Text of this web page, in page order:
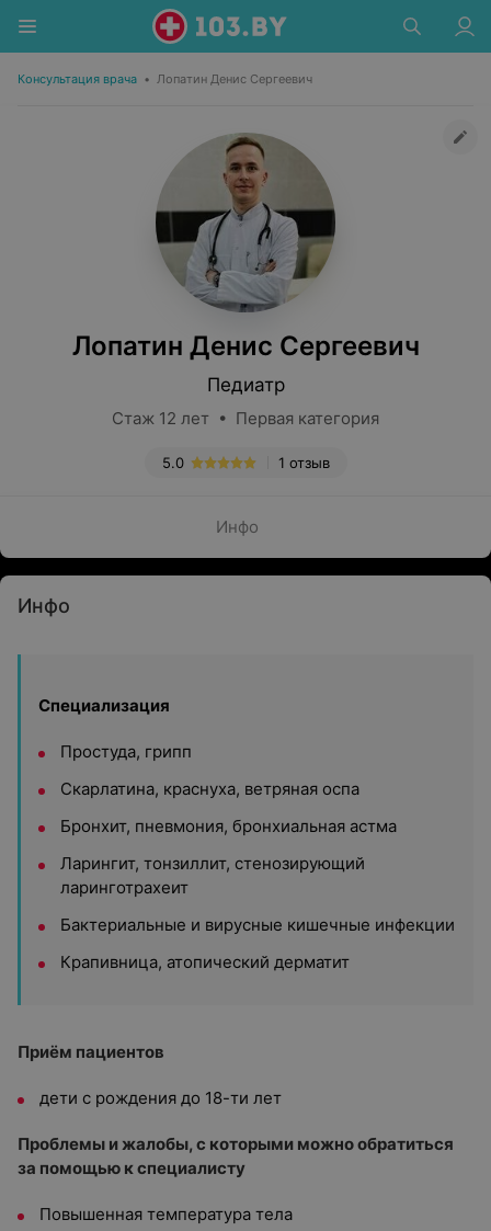
Консультация врача • Лопатин Денис Сергеевич
Лопатин Денис Сергеевич
Педиатр
Стаж 12 лет • Первая категория
1 отзыв
5.0
Инфо
Инфо
Специализация
Простуда, грипп
Скарлатина, краснуха, ветряная оспа
Бронхит, пневмония, бронхиальная астма
Ларингит, тонзиллит, стенозирующий
ларинготрахеит
Бактериальные и вирусные кишечные инфекции
Крапивница, атопический дерматит
Приём пациентов
дети с рождения до 18-ти лет
Проблемы и жалобы, с которыми можно обратиться
за помощью к специалисту
Повышенная температура тела